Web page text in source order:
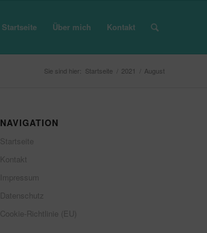
Startseite Über mich Kontakt
Sie sind hier: Startseite 2021 August
NAVIGATION
Startseite
Kontakt
Impressum
Datenschutz
Cookie-Richtlinie (EU)